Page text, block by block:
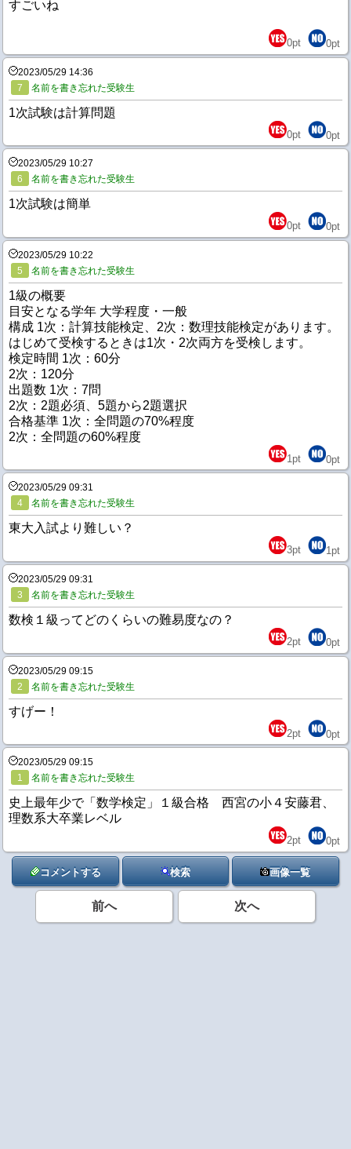
すごいね
0pt 0pt
2023/05/29 14:36
7
名前を書き忘れた受験生
1次試験は計算問題
0pt 0pt
2023/05/29 10:27
6
名前を書き忘れた受験生
1次試験は簡単
0pt 0pt
2023/05/29 10:22
5
名前を書き忘れた受験生
1級の概要
目安となる学年 大学程度・一般
構成 1次：計算技能検定、2次：数理技能検定があります。
はじめて受検するときは1次・2次両方を受検します。
検定時間 1次：60分
2次：120分
出題数 1次：7問
2次：2題必須、5題から2題選択
合格基準 1次：全問題の70%程度
2次：全問題の60%程度
1pt 0pt
2023/05/29 09:31
4
名前を書き忘れた受験生
東大入試より難しい？
3pt 1pt
2023/05/29 09:31
3
名前を書き忘れた受験生
数検１級ってどのくらいの難易度なの？
2pt 0pt
2023/05/29 09:15
2
名前を書き忘れた受験生
すげー！
2pt 0pt
2023/05/29 09:15
1
名前を書き忘れた受験生
史上最年少で「数学検定」１級合格 西宮の小４安藤君、
理数系大卒業レベル
2pt 0pt
コメントする 検索 画像一覧
前へ 次へ